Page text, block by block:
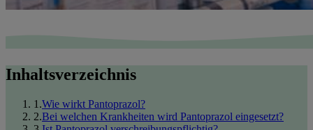
Inhaltsverzeichnis
1 .Wie wirkt Pantoprazol?
2.Bei welchen Krankheiten wird Pantoprazol eingesetzt?